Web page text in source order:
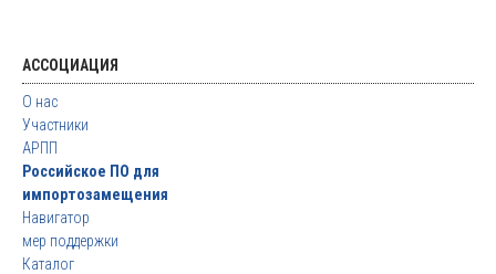
АССОЦИАЦИЯ
О нас
Участники
АРПП
Российское ПО для
импортозамещения
Навигатор
мер поддержки
Каталог